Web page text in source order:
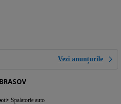
Vezi anunțurile
Spalatorie auto